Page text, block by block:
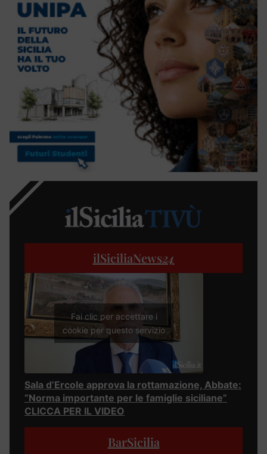
ilSiciliaNews24
Fai clic per accettare i
cookie per questo servizio
Sala d’Ercole approva la rottamazione, Abbate:
“Norma importante per le famiglie siciliane”
CLICCA PER IL VIDEO
BarSicilia